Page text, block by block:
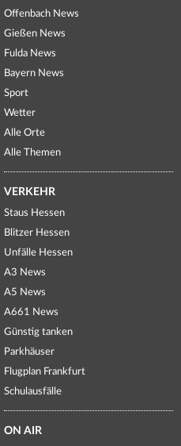
Offenbach News
Gießen News
Fulda News
Bayern News
Sport
Wetter
Alle Orte
Alle Themen
VERKEHR
Staus Hessen
Blitzer Hessen
Unfälle Hessen
A3 News
A5 News
A661 News
Günstig tanken
Parkhäuser
Flugplan Frankfurt
Schulausfälle
ON AIR